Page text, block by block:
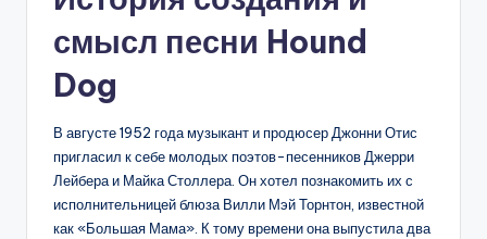
смысл песни Hound
Dog
В августе 1952 года музыкант и продюсер Джонни Отис
пригласил к себе молодых поэтов-песенников Джерри
Лейбера и Майка Столлера. Он хотел познакомить их с
исполнительницей блюза Вилли Мэй Торнтон, известной
как «Большая Мама». К тому времени она выпустила два